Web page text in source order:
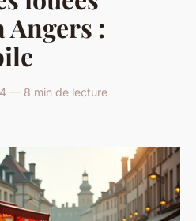
Angers :
— 8 min de lecture